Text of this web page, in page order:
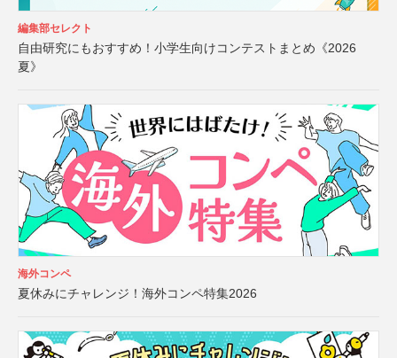
編集部セレクト
自由研究にもおすすめ！小学生向けコンテストまとめ《2026
夏》
海外コンペ
夏休みにチャレンジ！海外コンペ特集2026